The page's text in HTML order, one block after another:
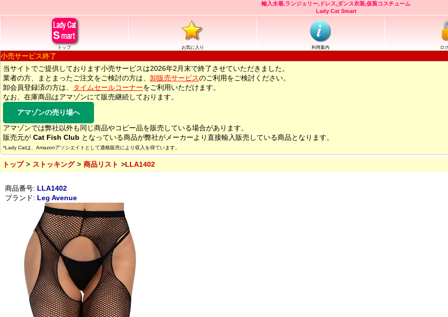
輸入水着,ランジェリー,ドレス,ダンス衣装,仮装コスチューム
Lady Cat Smart
トップ お気に入り 利用案内 ロ
小売サービス終了
当サイトでご提供しております小売サービスは2026年2月末で終了させていただきました。
業者の方、まとまったご注文をご検討の方は、 卸販売サービスのご利用をご検討ください。
卸会員登録済の方は、
タイムセールコーナーをご利用いただけます。
なお、在庫商品はアマゾンにて販売継続しております。
アマゾンの売り場へ
アマゾンでは弊社以外も同じ商品やコピー品を販売している場合があります。
販売元が Cat Fish Club となっている商品が弊社がメーカーより直接輸入販売している商品となります。
*Lady Catは、Amazonアソシエイトとして適格販売により収入を得ています。
トップ ストッキング 商品リスト LLA1402
商品番号: LLA1402
ブランド: Leg Avenue